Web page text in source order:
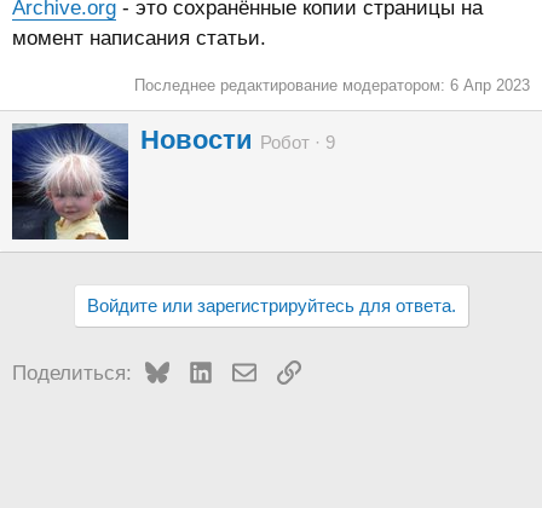
Archive.org - это сохранённые копии страницы на
момент написания статьи.
Последнее редактирование модератором: 6 Апр 2023
А
р
Новости Робот · 9
Войдите или зарегистрируйтесь для ответа.
Поделиться: BlueskyLinkedInЭлектронная почта
Ссылка